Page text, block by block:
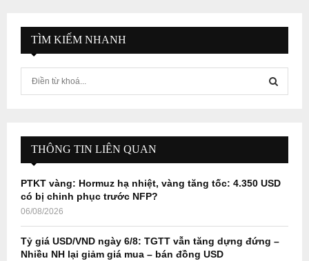
TÌM KIẾM NHANH
f
r
E
A
H
THÔNG TIN LIÊN QUAN
PTKT vàng: Hormuz hạ nhiệt, vàng tăng tốc: 4.350 USD
có bị chinh phục trước NFP?
06/08/2026
Tỷ giá USD/VND ngày 6/8: TGTT vẫn tăng dựng đứng –
Nhiều NH lại giảm giá mua – bán đồng USD